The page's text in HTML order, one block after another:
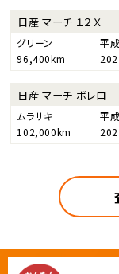
日産 マーチ １２Ｘ
グリーン 平
96,400km
日産 マーチ ボレロ
ムラサキ 平
102,000km